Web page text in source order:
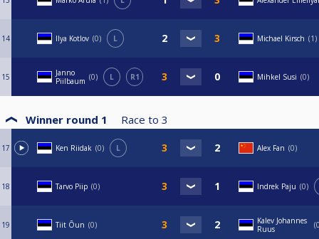
14 Ilya Kotlov 0 L Michael Kirsch 1
15
Janno
Piilbaum
0 L R1 Mihkel Susi 0
Winner round 1 Race to 3
17 Ken Riidak 0 L Alex Fan 0
18 Tarvo Piip 0 Indrek Paju 0
19 Tiit Õun 0
Kalev Johannes
Ruus